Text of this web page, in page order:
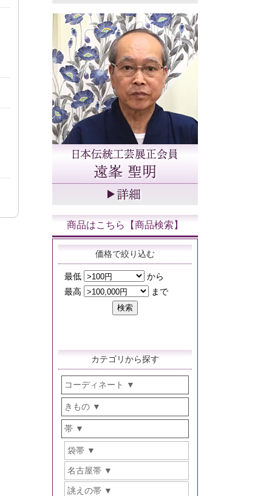
商品はこちら【商品検索】
価格で絞り込む
カテゴリから探す
コーディネート
きもの
帯
袋帯
名古屋帯
誂えの帯